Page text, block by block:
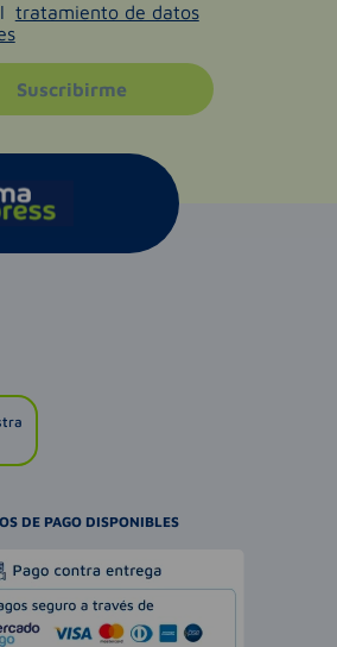
tratamiento de datos
Suscribirme
DE PAGO DISPONIBLES